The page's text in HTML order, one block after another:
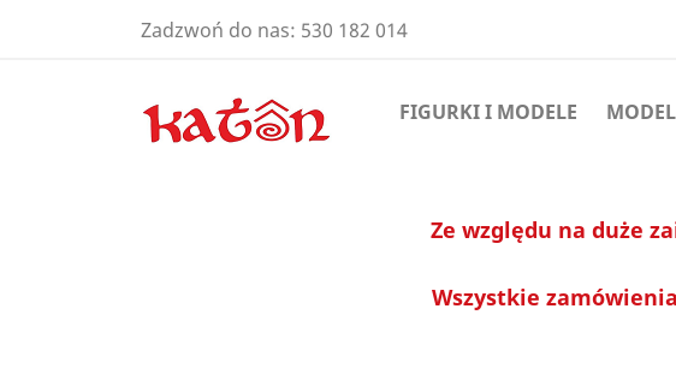
Zadzwoń do nas: 530 182 014
FIGURKI I MODELE
Ze względu na duże
Wszystkie